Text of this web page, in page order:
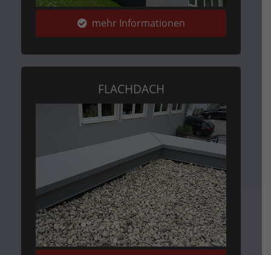
mehr Informationen
FLACHDACH